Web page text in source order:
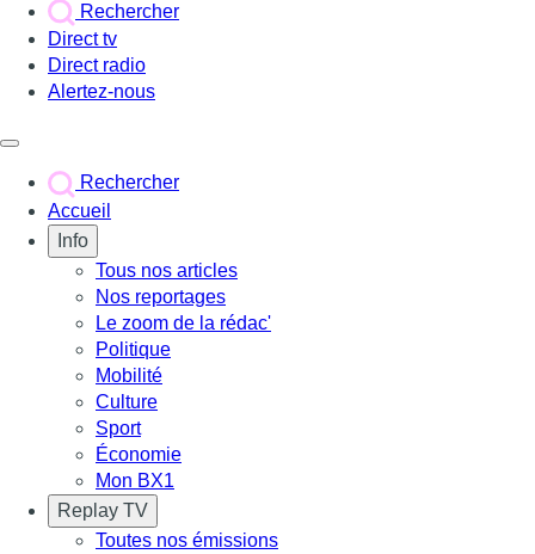
Rechercher
Direct tv
Direct radio
Alertez-nous
Rechercher
Accueil
Info
Tous nos articles
Nos reportages
Le zoom de la rédac'
Politique
Mobilité
Culture
Sport
Économie
Mon BX1
Replay TV
Toutes nos émissions